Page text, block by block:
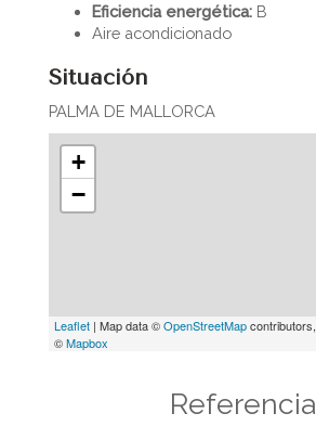
Eficiencia energética: B
Aire acondicionado
Situación
PALMA DE MALLORCA
+
−
Leaflet | Map data ©OpenStreetMapcontributors,
©Mapbox
Referencia